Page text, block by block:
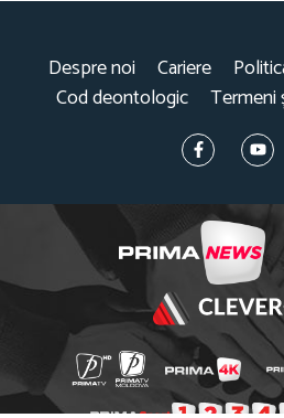
Despre noi Cariere
Cod deontologic
Termeni